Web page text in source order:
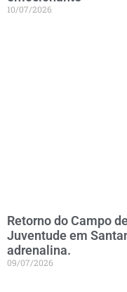
10/07/2026
Retorno do Campo
Juventude em
adrenalina.
09/07/2026